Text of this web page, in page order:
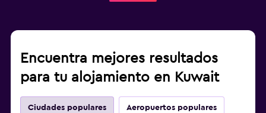
Encuentra mejores resultados
para tu alojamiento en Kuwait
Ciudades populares Aeropuertos populares